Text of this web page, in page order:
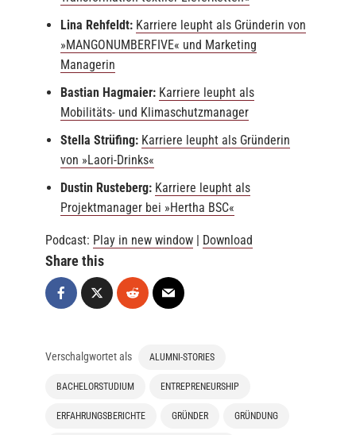
Lina Rehfeldt: Karriere leupht als Gründerin von
»MANGONUMBERFIVE« und Marketing
Managerin
Bastian Hagmaier: Karriere leupht als
Mobilitäts- und Klimaschutzmanager
Stella Strüfing: Karriere leupht als Gründerin
von »Laori-Drinks«
Dustin Rusteberg: Karriere leupht als
Projektmanager bei »Hertha BSC«
Podcast: Play in new window | Download
Share this
Verschalgwortet als ALUMNI-STORIES
BACHELORSTUDIUM ENTREPRENEURSHIP
ERFAHRUNGSBERICHTE GRÜNDER GRÜNDUNG